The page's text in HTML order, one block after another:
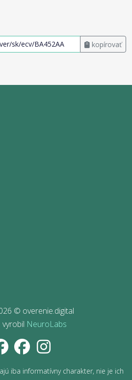
kopírovať
© overenie.digital
vyrobil NeuroLabs
iba informatívny charakter, nie je ich